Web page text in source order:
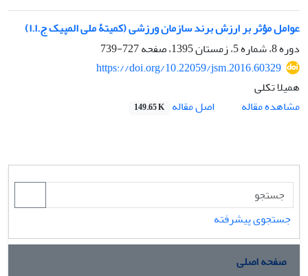
عوامل مؤثر بر ارزش برند سازمان ورزشی (کمیتۀ ملی المپیک ج.ا.ا)
دوره 8، شماره 5، زمستان 1395، صفحه
727-739
https://doi.org/10.22059/jsm.2016.60329
همیلا تکلی
مشاهده مقاله
اصل مقاله 149.65 K
جستجوی پیشرفته
صفحه اصلی